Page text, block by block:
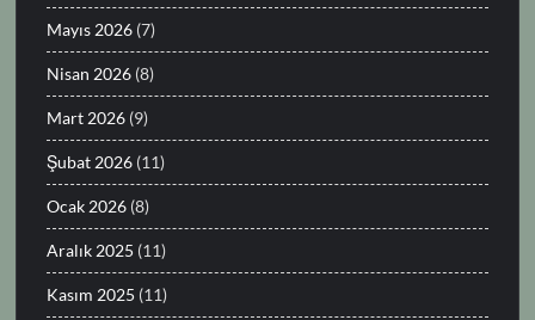
Mayıs 2026 (7)
Nisan 2026 (8)
Mart 2026 (9)
Şubat 2026 (11)
Ocak 2026 (8)
Aralık 2025 (11)
Kasım 2025 (11)